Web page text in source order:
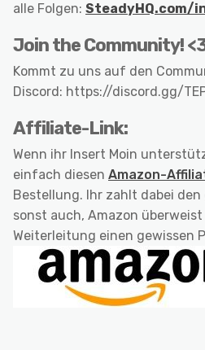
alle Folgen: SteadyHQ.com/
Join the Community!
Kommt zu uns auf den
Discord: https://discord.gg/
Affiliate-Link:
Wenn ihr Insert Moin
einfach diesen Amazon-
Bestellung. Ihr zahlt dabei den
sonst auch, Amazon
Weiterleitung einen gewissen